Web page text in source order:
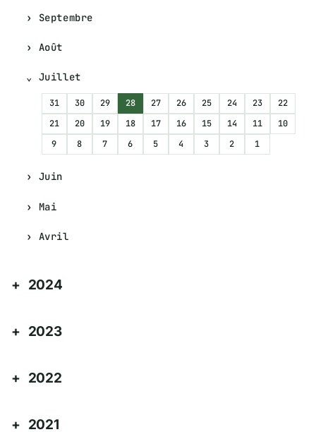
Septembre
Août
Juillet
31 30 29 28 27 26 25 24 23
22
21
20 19 18 17 16 15 14 11
10
9
8 7 6 5 4 3 2 1
Juin
Mai
Avril
2024
2023
2022
2021